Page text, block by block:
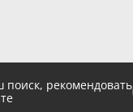
поиск, рекомендовать